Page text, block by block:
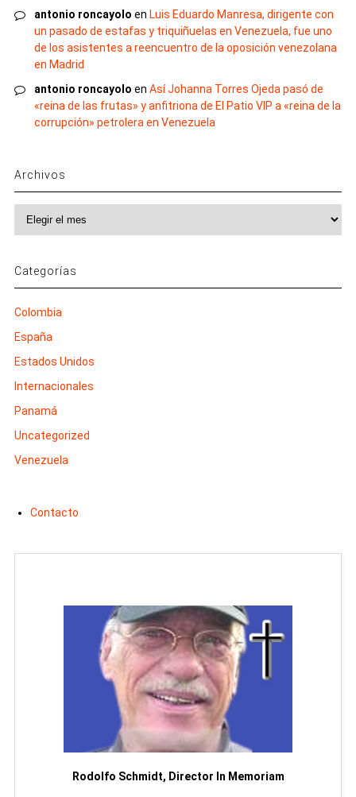
antonio roncayolo en Luis Eduardo Manresa, dirigente con
un pasado de estafas y triquiñuelas en Venezuela, fue uno
de los asistentes a reencuentro de la oposición venezolana
en Madrid
antonio roncayolo en Así Johanna Torres Ojeda pasó de
«reina de las frutas» y anfitriona de El Patio VIP a «reina de la
corrupción» petrolera en Venezuela
Archivos
Categorías
Colombia
España
Estados Unidos
Internacionales
Panamá
Uncategorized
Venezuela
Contacto
Rodolfo Schmidt, Director In Memoriam